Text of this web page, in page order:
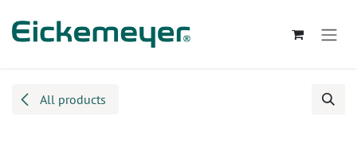
All products